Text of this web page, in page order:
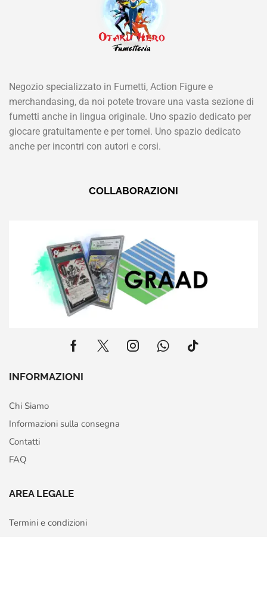
Negozio specializzato in Fumetti, Action Figure e
merchandasing, da noi potete trovare una vasta sezione di
fumetti anche in lingua originale. Uno spazio dedicato per
giocare gratuitamente e per tornei. Uno spazio dedicato
anche per incontri con autori e corsi.
COLLABORAZIONI
INFORMAZIONI
Chi Siamo
Informazioni sulla consegna
Contatti
FAQ
AREA LEGALE
Termini e condizioni